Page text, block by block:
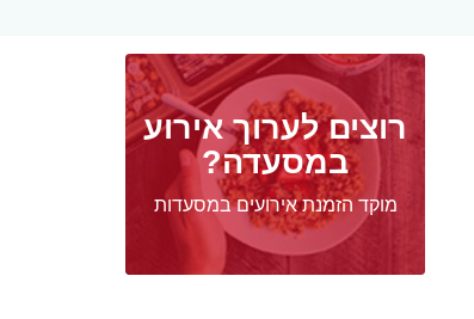
רוצים לערוך אירוע
במסעדה?
מוקד הזמנת אירועים במסעדות